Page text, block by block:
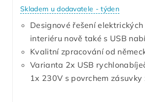
Skladem u dodavatele - týden
Designové řešení elektrických
interiéru nově také s USB
Kvalitní zpracování od
Varianta 2x USB
1x 230V s povrchem zásuvky